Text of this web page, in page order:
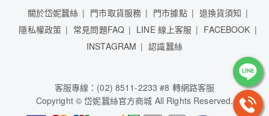
關於岱妮蠶絲 門市取貨服務 門市據點
退換貨須知
隱私權政策
常見問題FAQ LINE 線上客服
FACEBOOK
INSTAGRAM
認識蠶絲
客服專線：(02) 8511-2233 #8 轉網路客服
Copyright © 岱妮蠶絲官方商城 All Rights Reserved.